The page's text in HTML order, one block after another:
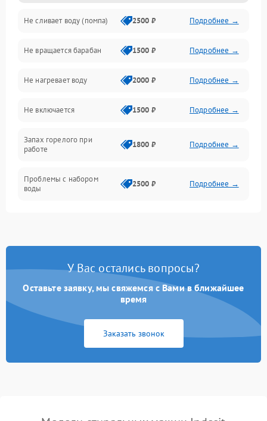
Водоснабжение
Слив
Программное обеспечение
Не сливает воду (помпа) 2500 ₽ Подробнее →
Не вращается барабан 1500 ₽ Подробнее →
Не нагревает воду 2000 ₽ Подробнее →
Не включается 1500 ₽ Подробнее →
Запах горелого при
работе
1800 ₽ Подробнее →
Проблемы с набором
воды
2500 ₽ Подробнее →
Замена платы управления 2200 ₽ Подробнее →
У Вас остались вопросы?
Оставьте заявку, мы свяжемся с Вами в ближайшее
время
Заказать звонок